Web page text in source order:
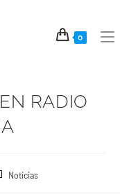
0
RADIO
Noticias